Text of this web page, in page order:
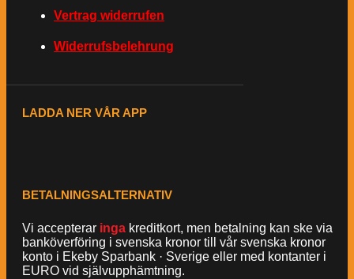
Vertrag widerrufen
Widerrufsbelehrung
LADDA NER VÅR APP
BETALNINGSALTERNATIV
Vi accepterar inga kreditkort, men betalning kan ske via
banköverföring i svenska kronor till vår svenska kronor
konto i Ekeby Sparbank · Sverige eller med kontanter i
EURO vid självupphämtning.